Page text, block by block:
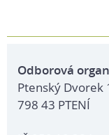
Odborová
Ptenský Dvorek
798 43 PTENÍ